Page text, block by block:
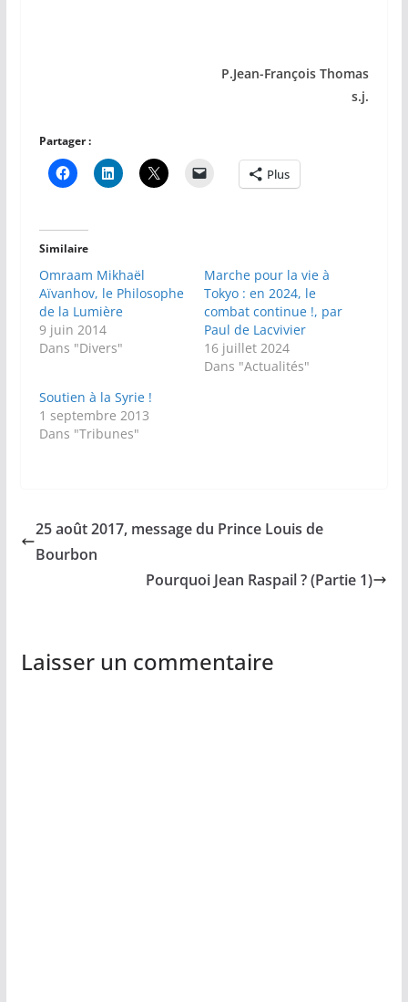
P.Jean-François Thomas
s.j.
Partager :
Plus
Similaire
Omraam Mikhaël
Aïvanhov, le Philosophe
de la Lumière
9 juin 2014
Dans "Divers"
Marche pour la vie à
Tokyo : en 2024, le
combat continue !, par
Paul de Lacvivier
16 juillet 2024
Dans "Actualités"
Soutien à la Syrie !
1 septembre 2013
Dans "Tribunes"
25 août 2017, message du Prince Louis de
Bourbon
Pourquoi Jean Raspail ? (Partie 1)
Laisser un commentaire